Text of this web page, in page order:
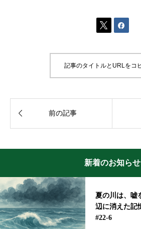
 
記事のタイトルとURLをコ
 前の記事
新着のお知らせ
夏の川は、嘘
辺に消えた記
#22-6